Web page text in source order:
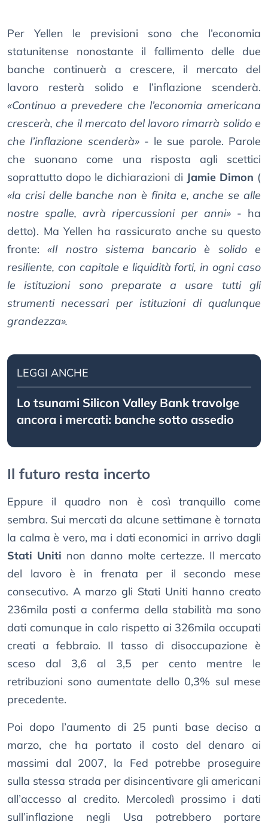
Per Yellen le previsioni sono che l’economia
statunitense nonostante il fallimento delle due
banche continuerà a crescere, il mercato del
lavoro resterà solido e l’inflazione scenderà.
«Continuo a prevedere che l’economia americana
crescerà, che il mercato del lavoro rimarrà solido e
che l’inflazione scenderà»- le sue parole. Parole
che suonano come una risposta agli scettici
soprattutto dopo le dichiarazioni di Jamie Dimon (
«la crisi delle banche non è finita e, anche se alle
nostre spalle, avrà ripercussioni per anni»- ha
detto). Ma Yellen ha rassicurato anche su questo
fronte:«Il nostro sistema bancario è solido e
resiliente, con capitale e liquidità forti, in ogni caso
le istituzioni sono preparate a usare tutti gli
strumenti necessari per istituzioni di qualunque
grandezza».
LEGGI ANCHE
Lo tsunami Silicon Valley Bank travolge
ancora i mercati: banche sotto assedio
Il futuro resta incerto
Eppure il quadro non è così tranquillo come
sembra. Sui mercati da alcune settimane è tornata
la calma è vero, ma i dati economici in arrivo dagli
Stati Uniti non danno molte certezze. Il mercato
del lavoro è in frenata per il secondo mese
consecutivo. A marzo gli Stati Uniti hanno creato
236mila posti a conferma della stabilità ma sono
dati comunque in calo rispetto ai 326mila occupati
creati a febbraio. Il tasso di disoccupazione è
sceso dal 3,6 al 3,5 per cento mentre le
retribuzioni sono aumentate dello 0,3% sul mese
precedente.
Poi dopo l’aumento di 25 punti base deciso a
marzo, che ha portato il costo del denaro ai
massimi dal 2007, la Fed potrebbe proseguire
sulla stessa strada per disincentivare gli americani
all’accesso al credito. Mercoledì prossimo i dati
sull’inflazione negli Usa potrebbero portare